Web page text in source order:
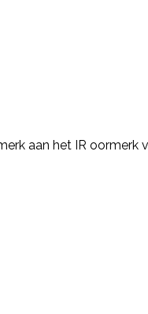
aan het IR oormerk